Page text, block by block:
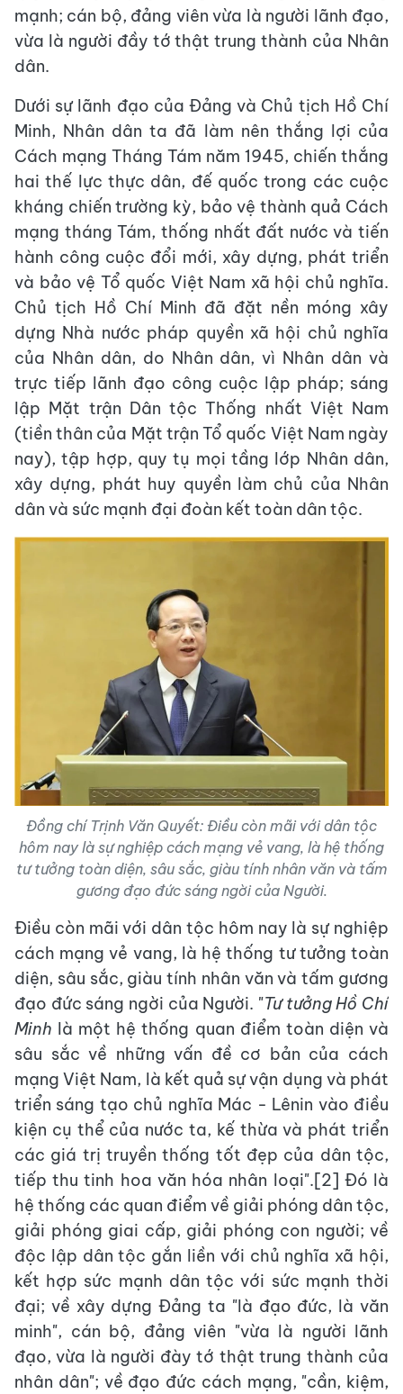
mạnh; cán bộ, đảng viên vừa là người lãnh đạo,
vừa là người đầy tớ thật trung thành của Nhân
dân.
Dưới sự lãnh đạo của Đảng và Chủ tịch Hồ Chí
Minh, Nhân dân ta đã làm nên thắng lợi của
Cách mạng Tháng Tám năm 1945, chiến thắng
hai thế lực thực dân, đế quốc trong các cuộc
kháng chiến trường kỳ, bảo vệ thành quả Cách
mạng tháng Tám, thống nhất đất nước và tiến
hành công cuộc đổi mới, xây dựng, phát triển
và bảo vệ Tổ quốc Việt Nam xã hội chủ nghĩa.
Chủ tịch Hồ Chí Minh đã đặt nền móng xây
dựng Nhà nước pháp quyền xã hội chủ nghĩa
của Nhân dân, do Nhân dân, vì Nhân dân và
trực tiếp lãnh đạo công cuộc lập pháp; sáng
lập Mặt trận Dân tộc Thống nhất Việt Nam
(tiền thân của Mặt trận Tổ quốc Việt Nam ngày
nay), tập hợp, quy tụ mọi tầng lớp Nhân dân,
xây dựng, phát huy quyền làm chủ của Nhân
dân và sức mạnh đại đoàn kết toàn dân tộc.
Đồng chí Trịnh Văn Quyết: Điều còn mãi với dân tộc
hôm nay là sự nghiệp cách mạng vẻ vang, là hệ thống
tư tưởng toàn diện, sâu sắc, giàu tính nhân văn và tấm
gương đạo đức sáng ngời của Người.
Điều còn mãi với dân tộc hôm nay là sự nghiệp
cách mạng vẻ vang, là hệ thống tư tưởng toàn
diện, sâu sắc, giàu tính nhân văn và tấm gương
đạo đức sáng ngời của Người. "Tư tưởng Hồ Chí
Minh là một hệ thống quan điểm toàn diện và
sâu sắc về những vấn đề cơ bản của cách
mạng Việt Nam, là kết quả sự vận dụng và phát
triển sáng tạo chủ nghĩa Mác - Lênin vào điều
kiện cụ thể của nước ta, kế thừa và phát triển
các giá trị truyền thống tốt đẹp của dân tộc,
tiếp thu tinh hoa văn hóa nhân loại".[2] Đó là
hệ thống các quan điểm về giải phóng dân tộc,
giải phóng giai cấp, giải phóng con người; về
độc lập dân tộc gắn liền với chủ nghĩa xã hội,
kết hợp sức mạnh dân tộc với sức mạnh thời
đại; về xây dựng Đảng ta "là đạo đức, là văn
minh", cán bộ, đảng viên "vừa là người lãnh
đạo, vừa là người đày tớ thật trung thành của
nhân dân"; về đạo đức cách mạng, "cần, kiệm,